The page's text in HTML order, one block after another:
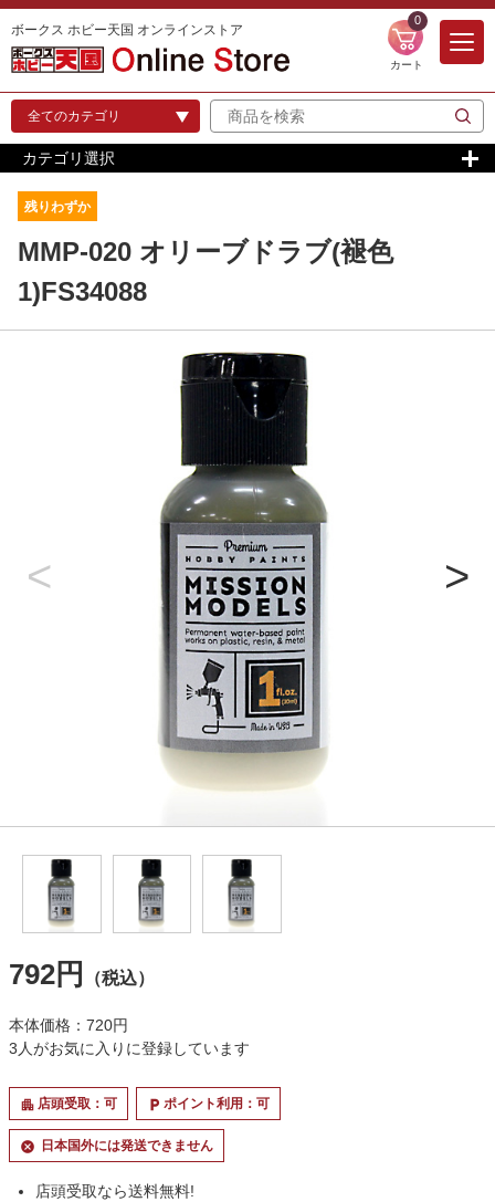
ボークス ホビー天国 オンラインストア
0
カート
カテゴリ選択
残りわずか
MMP-020 オリーブドラブ(褪色
1)FS34088
792円 （税込）
本体価格：720円
3人がお気に入りに登録しています
apartment 店頭受取：可 local_parking ポイント利用：可
cancel 日本国外には発送できません
店頭受取なら送料無料!